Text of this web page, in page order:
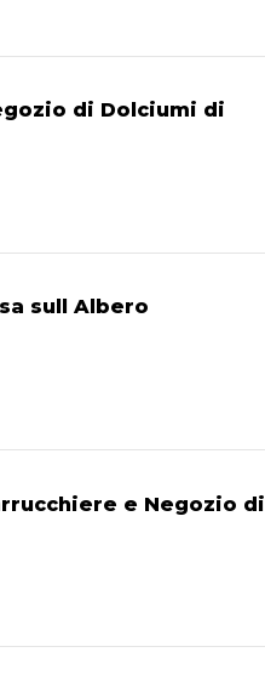
di Dolciumi di
sull Albero
e Negozio di